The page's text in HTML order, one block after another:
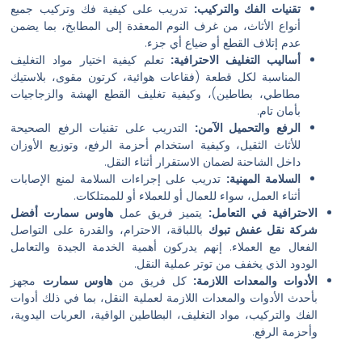
الفك والتركيب:تدريب على كيفية فك وتركيب جميع
الأثاث، من غرف النوم المعقدة إلى المطابخ، بما يضمن
إتلاف القطع أو ضياع أي جزء.
التغليف الاحترافية:تعلم كيفية اختيار مواد التغليف
لكل قطعة (فقاعات هوائية، كرتون مقوى، بلاستيك
بطاطين)، وكيفية تغليف القطع الهشة والزجاجيات
والتحميل الآمن:التدريب على تقنيات الرفع الصحيحة
الثقيل، وكيفية استخدام أحزمة الرفع، وتوزيع الأوزان
الشاحنة لضمان الاستقرار أثناء النقل.
المهنية:تدريب على إجراءات السلامة لمنع الإصابات
العمل، سواء للعمال أو للعملاء أو للممتلكات.
في التعامل:يتميز فريق عمل
هاوس سمارت أفضل
نقل عفش تبوكباللباقة، الاحترام، والقدرة على التواصل
مع العملاء. إنهم يدركون أهمية الخدمة الجيدة والتعامل
الذي يخفف من توتر عملية النقل.
والمعدات اللازمة:كل فريق منهاوس سمارتمجهز
الأدوات والمعدات اللازمة لعملية النقل، بما في ذلك أدوات
مواد التغليف، البطاطين الواقية، العربات اليدوية،